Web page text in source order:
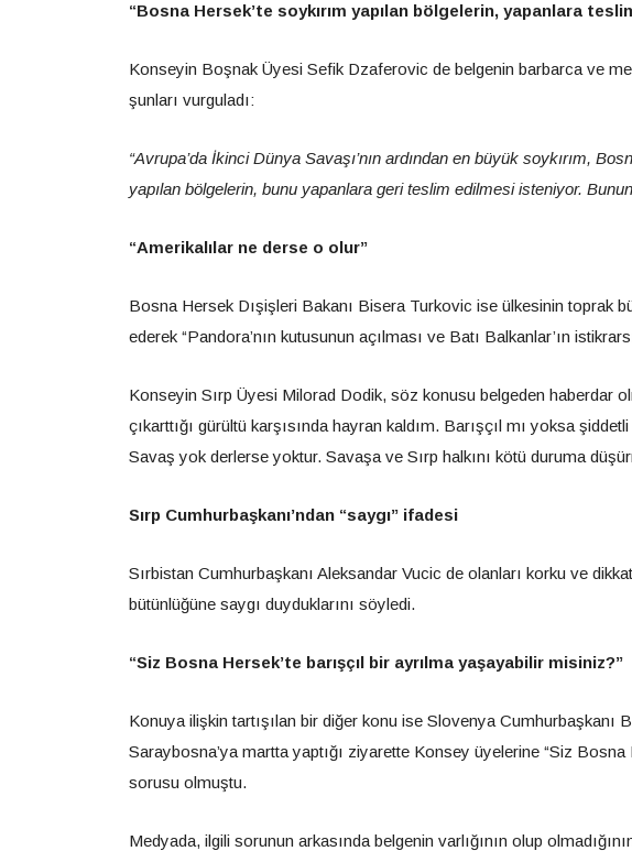
“Bosna Hersek’te soykırım yapılan bölgelerin, yapanlara
Konseyin Boşnak Üyesi Sefik Dzaferovic de belgenin barbarca ve
şunları vurguladı:
“Avrupa’da İkinci Dünya Savaşı’nın ardından en büyük soykırım,
yapılan bölgelerin, bunu yapanlara geri teslim edilmesi isteniyor.
“Amerikalılar ne derse o olur”
Bosna Hersek Dışişleri Bakanı Bisera Turkovic ise ülkesinin toprak
ederek “Pandora’nın kutusunun açılması ve Batı Balkanlar’ın
Konseyin Sırp Üyesi Milorad Dodik, söz konusu belgeden haberdar
çıkarttığı gürültü karşısında hayran kaldım. Barışçıl mı yoksa
Savaş yok derlerse yoktur. Savaşa ve Sırp halkını kötü duruma
Sırp Cumhurbaşkanı’ndan “saygı” ifadesi
Sırbistan Cumhurbaşkanı Aleksandar Vucic de olanları korku ve
bütünlüğüne saygı duyduklarını söyledi.
“Siz Bosna Hersek’te barışçıl bir ayrılma yaşayabilir misiniz?”
Konuya ilişkin tartışılan bir diğer konu ise Slovenya Cumhurbaşkanı
Saraybosna’ya martta yaptığı ziyarette Konsey üyelerine “Siz Bosna
sorusu olmuştu.
Medyada, ilgili sorunun arkasında belgenin varlığının olup